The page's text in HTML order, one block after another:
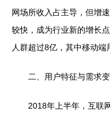
网场所收入占主导，但增
较快，成为行业新的增长
人群超过8亿，其中移动端
二、用户特征与需求
2018年上半年，互联